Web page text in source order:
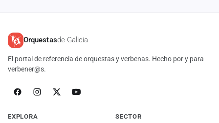
Orquestasde Galicia
El portal de referencia de orquestas y verbenas. Hecho por y para
verbener@s.
EXPLORA SECTOR